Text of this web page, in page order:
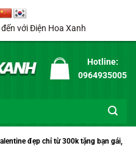
với Điện Hoa Xanh
Hotline:
0964935005
đẹp chỉ từ 300k tặng bạn gái,